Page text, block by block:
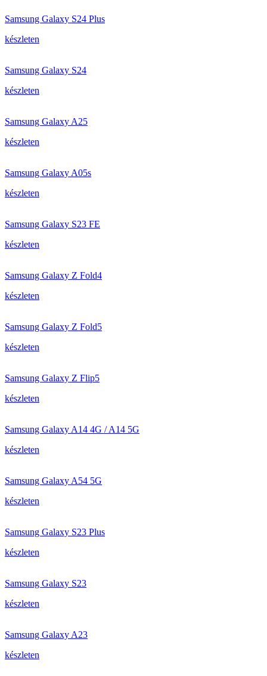
Samsung Galaxy S24 Plus
készleten
Samsung Galaxy S24
készleten
Samsung Galaxy A25
készleten
Samsung Galaxy A05s
készleten
Samsung Galaxy S23 FE
készleten
Samsung Galaxy Z Fold4
készleten
Samsung Galaxy Z Fold5
készleten
Samsung Galaxy Z Flip5
készleten
Samsung Galaxy A14 4G / A14 5G
készleten
Samsung Galaxy A54 5G
készleten
Samsung Galaxy S23 Plus
készleten
Samsung Galaxy S23
készleten
Samsung Galaxy A23
készleten